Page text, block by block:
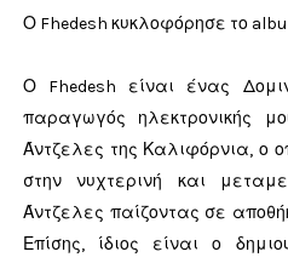
Ο Fhedesh κυκλοφόρησε το
Ο Fhedesh είναι ένας
παραγωγός ηλεκτρονικής
Άντζελες της Καλιφόρνια, ο
στην νυχτερινή και
Άντζελες παίζοντας σε
Επίσης, ίδιος είναι ο